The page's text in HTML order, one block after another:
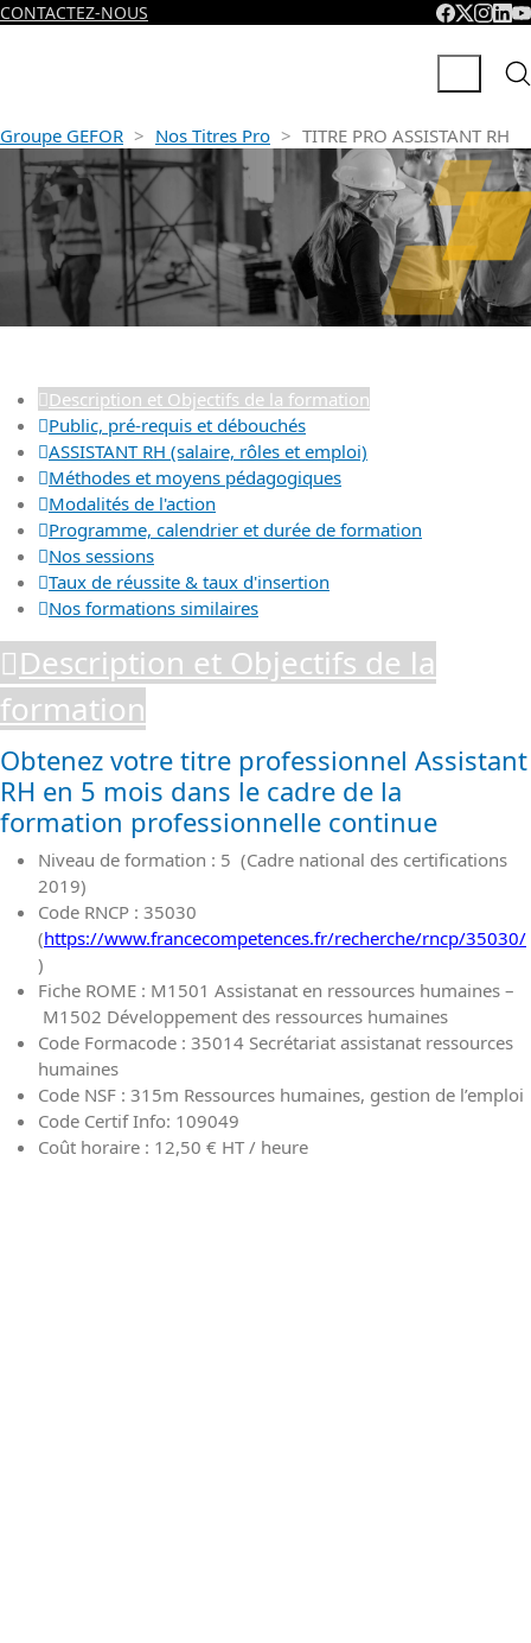
CONTACTEZ-NOUS
Groupe GEFOR > Nos Titres Pro > TITRE PRO ASSISTANT RH
PRO ASSISTANT
Description et Objectifs de la formation
Public, pré-requis et débouchés
ASSISTANT RH (salaire, rôles et emploi)
Méthodes et moyens pédagogiques
Modalités de l'action
Programme, calendrier et durée de formation
Nos sessions
Taux de réussite & taux d'insertion
Nos formations similaires
Description et Objectifs de la
formation
Obtenez votre titre professionnel Assistant
RH en 5 mois dans le cadre de la
formation professionnelle continue
Niveau de formation : 5 (Cadre national des certifications
2019)
Code RNCP : 35030
(https://www.francecompetences.fr/recherche/rncp/35030/
)
Fiche ROME : M1501 Assistanat en ressources humaines –
M1502 Développement des ressources humaines
Code Formacode : 35014 Secrétariat assistanat ressources
humaines
Code NSF : 315m Ressources humaines, gestion de l’emploi
Code Certif Info: 109049
Coût horaire : 12,50 € HT / heure